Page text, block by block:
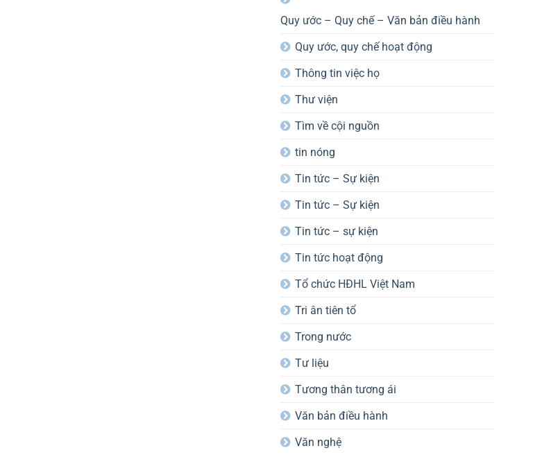
Quy ước – Quy chế – Văn bản điều hành
Quy ước, quy chế hoạt động
Thông tin việc họ
Thư viện
Tìm về cội nguồn
tin nóng
Tin tức – Sự kiện
Tin tức – Sự kiện
Tin tức – sự kiện
Tin tức hoạt động
Tổ chức HĐHL Việt Nam
Tri ân tiên tổ
Trong nước
Tư liệu
Tương thân tương ái
Văn bản điều hành
Văn nghệ